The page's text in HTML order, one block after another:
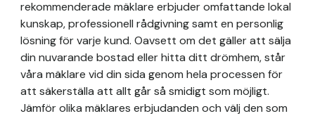
rekommenderade mäklare erbjuder omfattande lokal
kunskap, professionell rådgivning samt en personlig
lösning för varje kund. Oavsett om det gäller att sälja
din nuvarande bostad eller hitta ditt drömhem, står
våra mäklare vid din sida genom hela processen för
att säkerställa att allt går så smidigt som möjligt.
Jämför olika mäklares erbjudanden och välj den som